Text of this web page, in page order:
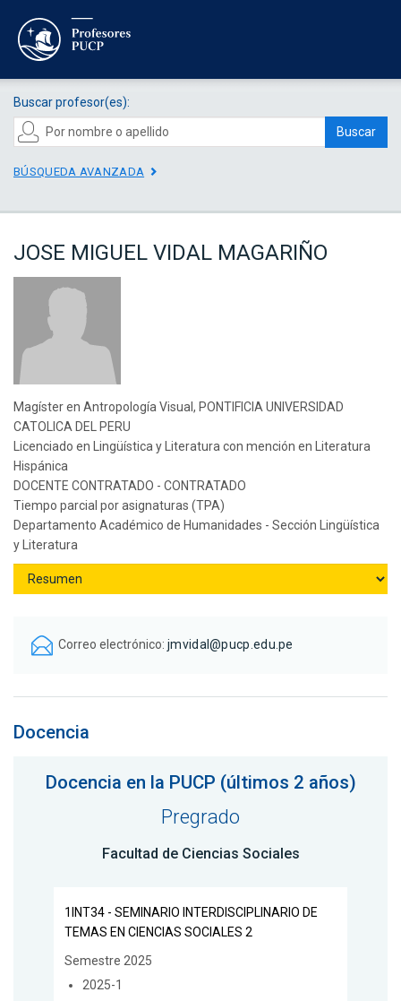
Buscar profesor(es):
Buscar
BÚSQUEDA AVANZADA
JOSE MIGUEL VIDAL MAGARIÑO
Magíster en Antropología Visual, PONTIFICIA UNIVERSIDAD
CATOLICA DEL PERU
Licenciado en Lingüística y Literatura con mención en Literatura
Hispánica
DOCENTE CONTRATADO - CONTRATADO
Tiempo parcial por asignaturas (TPA)
Departamento Académico de Humanidades - Sección Lingüística
y Literatura
Correo electrónico: jmvidal@pucp.edu.pe
Docencia
Docencia en la PUCP (últimos 2 años)
Pregrado
Facultad de Ciencias Sociales
1INT34 - SEMINARIO INTERDISCIPLINARIO DE
TEMAS EN CIENCIAS SOCIALES 2
Semestre 2025
2025-1